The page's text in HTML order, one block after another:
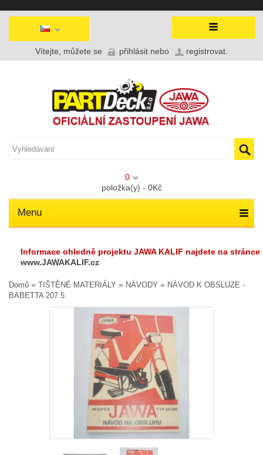
Vítejte, můžete se přihlásit nebo registrovat
0
položka(y) - 0Kč
Menu
Informace ohledně projektu JAWA KALIF najdete na stránce
www.JAWAKALIF.cz
Domů » TIŠTĚNÉ MATERIÁLY » NÁVODY » NÁVOD K OBSLUZE -
BABETTA 207.5